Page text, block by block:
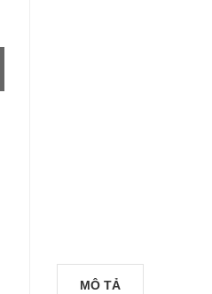
MÔ TẢ